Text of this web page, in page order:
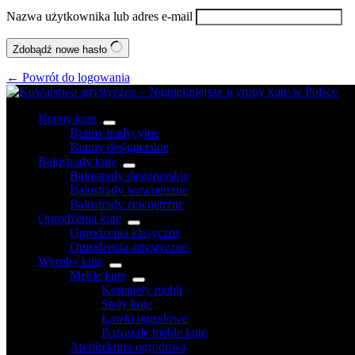
Nazwa użytkownika lub adres e-mail
Zdobądź nowe hasło
← Powrót do logowania
Bramy kute
Bramy tradycyjne
Bramy designerskie
Balustrady kute
Balustrady designerskie
Balustrady wewnętrzne
Balustrady zewnętrzne
Ogrodzenia kute
Ogrodzenia klasyczne
Ogrodzenia artystyczne
Wyroby kute
Meble kute
Komplety mebli
Stoły kute
Ławki ogrodowe
Pozostałe meble kute
Architektura ogrodowa